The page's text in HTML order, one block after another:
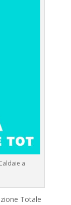
a
Totale